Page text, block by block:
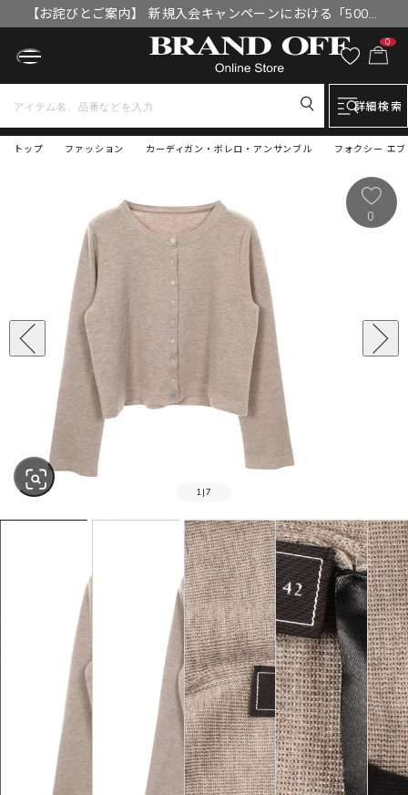
【お詫びとご案内】 新規入会キャンペーンにおける「500円
OFFクーポン」付与漏れと補填について
0
詳細検索
トップ フォクシー エ
ファッション カーディガン・ボレロ・アンサンブル
SOLD OUT
1 |7
0